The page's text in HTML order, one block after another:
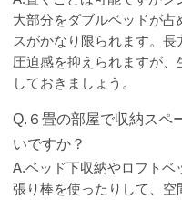
大部分をダブルベッドが
スがかなり限られます。
圧迫感を抑えられますが
しておきましょう。
Q.６畳の部屋で収納スペ
いですか？
A.ベッド下収納やロフトベ
張り棒を使ったりして、